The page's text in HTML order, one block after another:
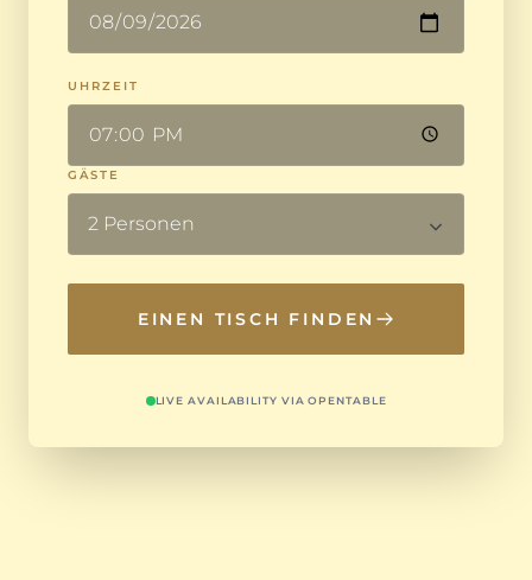
UHRZEIT
GÄSTE
EINEN TISCH FINDEN
LIVE AVAILABILITY VIA OPENTABLE